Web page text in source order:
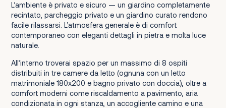
L’ambiente è privato e sicuro — un giardino completamente
recintato, parcheggio privato e un giardino curato rendono
facile rilassarsi. L’atmosfera generale è di comfort
contemporaneo con eleganti dettagli in pietra e molta luce
naturale.
All’interno troverai spazio per un massimo di 8 ospiti
distribuiti in tre camere da letto (ognuna con un letto
matrimoniale 180x200 e bagno privato con doccia), oltre a
comfort moderni come riscaldamento a pavimento, aria
condizionata in ogni stanza, un accogliente camino e una